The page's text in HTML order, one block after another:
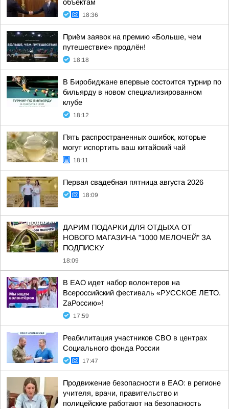
объектам
18:36
Приём заявок на премию «Больше, чем
путешествие» продлён!
18:18
В Биробиджане впервые состоится турнир по
бильярду в новом специализированном
клубе
18:12
Пять распространенных ошибок, которые
могут испортить ваш китайский чай
18:11
Первая свадебная пятница августа 2026
18:09
ДАРИМ ПОДАРКИ ДЛЯ ОТДЫХА ОТ
НОВОГО МАГАЗИНА "1000 МЕЛОЧЕЙ" ЗА
ПОДПИСКУ
18:09
В ЕАО идет набор волонтеров на
Всероссийский фестиваль «РУССКОЕ ЛЕТО.
ZаРоссию»!
17:59
Реабилитация участников СВО в центрах
Социального фонда России
17:47
Продвижение безопасности в ЕАО: в регионе
учителя, врачи, правительство и
полицейские работают на безопасность